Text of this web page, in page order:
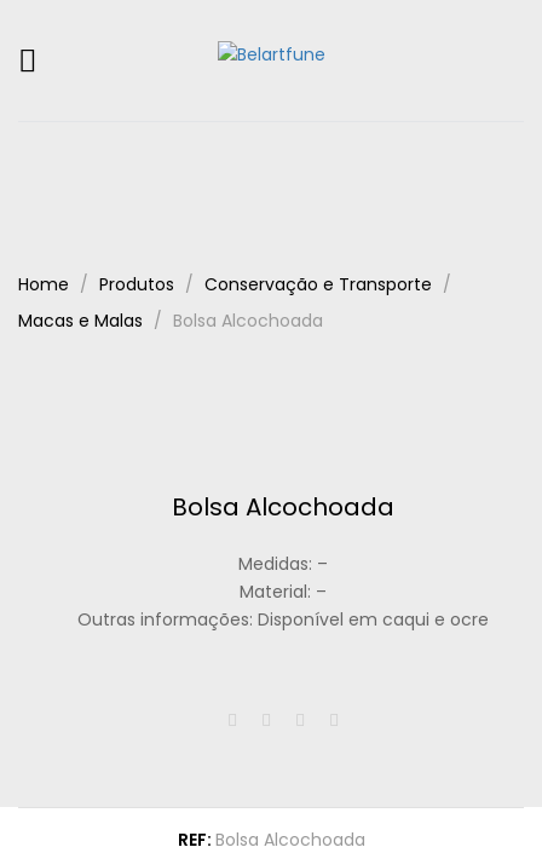
Home Produtos
Conservação e Transporte
Macas e Malas
Bolsa Alcochoada
Bolsa Alcochoada
Medidas: –
Material: –
Outras informações: Disponível em caqui e ocre
REF: Bolsa Alcochoada